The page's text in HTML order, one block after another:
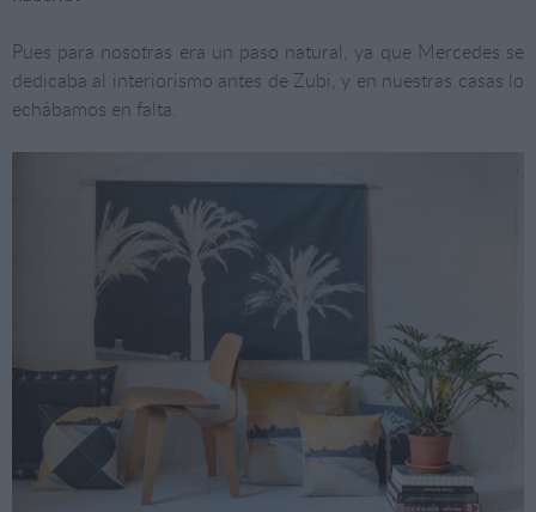
Pues para nosotras era un paso natural, ya que Mercedes se
dedicaba al interiorismo antes de Zubi, y en nuestras casas lo
echábamos en falta.